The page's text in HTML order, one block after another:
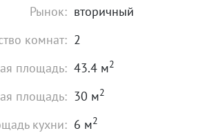
Рынок: вторичный
комнат: 2
площадь: 43.4 м2
площадь: 30 м2
кухни: 6 м2